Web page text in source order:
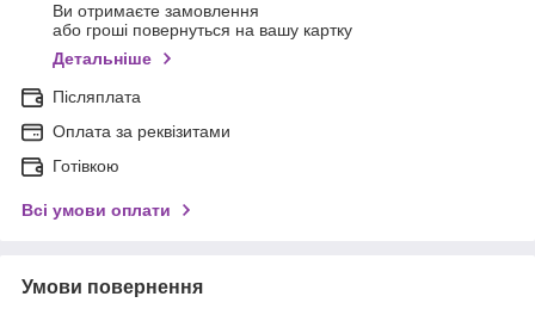
Ви отримаєте замовлення
або гроші повернуться на вашу картку
Детальніше
Післяплата
Оплата за реквізитами
Готівкою
Всі умови оплати
Умови повернення